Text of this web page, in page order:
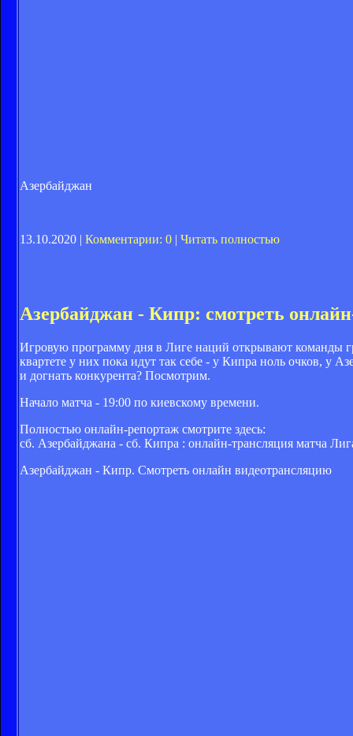
Азербайджан
13.10.2020 | Комментарии: 0 | Читать полностью
Азербайджан - Кипр: смотреть
Игровую программу дня в Лиге наций открывают команды
квартете у них пока идут так себе - у Кипра ноль очков, у
и догнать конкурента? Посмотрим.
Начало матча - 19:00 по киевскому времени.
Полностью онлайн-репортаж смотрите здесь:
сб. Азербайджана - сб. Кипра : онлайн-трансляция матча
Азербайджан - Кипр. Смотреть онлайн видеотрансляцию